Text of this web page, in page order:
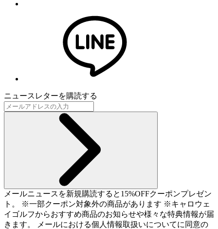
ニュースレターを購読する
メールニュースを新規購読すると15%OFFクーポンプレゼン
ト。 ※一部クーポン対象外の商品があります ※キャロウェ
イゴルフからおすすめ商品のお知らせや様々な特典情報が届
きます。 メールにおける個人情報取扱いについてに同意の